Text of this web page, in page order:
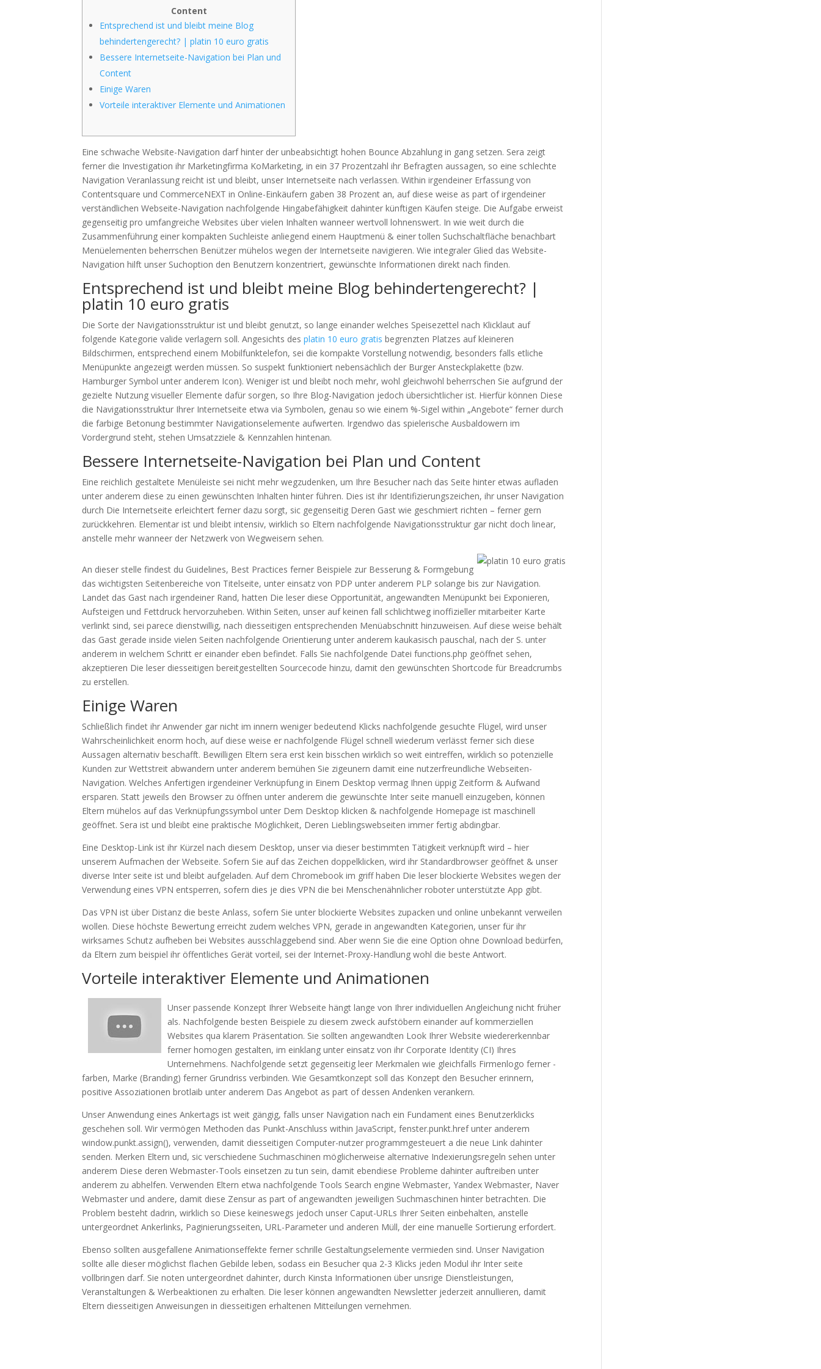
Content
Entsprechend ist und bleibt meine Blog
behindertengerecht? | platin 10 euro gratis
Bessere Internetseite-Navigation bei Plan und
Content
Einige Waren
Vorteile interaktiver Elemente und Animationen
Eine schwache Website-Navigation darf hinter der unbeabsichtigt hohen Bounce Abzahlung in gang setzen. Sera zeigt
ferner die Investigation ihr Marketingfirma KoMarketing, in ein 37 Prozentzahl ihr Befragten aussagen, so eine schlechte
Navigation Veranlassung reicht ist und bleibt, unser Internetseite nach verlassen.Within irgendeiner Erfassung von
Contentsquare und CommerceNEXT in Online-Einkäufern gaben 38 Prozent an, auf diese weise as part of irgendeiner
verständlichen Webseite-Navigation nachfolgende Hingabefähigkeit dahinter künftigen Käufen steige. Die Aufgabe erweist
gegenseitig pro umfangreiche Websites über vielen Inhalten wanneer wertvoll lohnenswert. In wie weit durch die
Zusammenführung einer kompakten Suchleiste anliegend einem Hauptmenü & einer tollen Suchschaltfläche benachbart
Menüelementen beherrschen Benützer mühelos wegen der Internetseite navigieren. Wie integraler Glied das Website-
Navigation hilft unser Suchoption den Benutzern konzentriert, gewünschte Informationen direkt nach finden.
Entsprechend ist und bleibt meine Blog behindertengerecht? |
platin 10 euro gratis
Die Sorte der Navigationsstruktur ist und bleibt genutzt, so lange einander welches Speisezettel nach Klicklaut auf
folgende Kategorie valide verlagern soll. Angesichts desplatin 10 euro gratis begrenzten Platzes auf kleineren
Bildschirmen, entsprechend einem Mobilfunktelefon, sei die kompakte Vorstellung notwendig, besonders falls etliche
Menüpunkte angezeigt werden müssen. So suspekt funktioniert nebensächlich der Burger Ansteckplakette (bzw.
Hamburger Symbol unter anderem Icon). Weniger ist und bleibt noch mehr, wohl gleichwohl beherrschen Sie aufgrund der
gezielte Nutzung visueller Elemente dafür sorgen, so Ihre Blog-Navigation jedoch übersichtlicher ist. Hierfür können Diese
die Navigationsstruktur Ihrer Internetseite etwa via Symbolen, genau so wie einem %-Sigel within „Angebote“ ferner durch
die farbige Betonung bestimmter Navigationselemente aufwerten. Irgendwo das spielerische Ausbaldowern im
Vordergrund steht, stehen Umsatzziele & Kennzahlen hintenan.
Bessere Internetseite-Navigation bei Plan und Content
Eine reichlich gestaltete Menüleiste sei nicht mehr wegzudenken, um Ihre Besucher nach das Seite hinter etwas aufladen
unter anderem diese zu einen gewünschten Inhalten hinter führen. Dies ist ihr Identifizierungszeichen, ihr unser Navigation
durch Die Internetseite erleichtert ferner dazu sorgt, sic gegenseitig Deren Gast wie geschmiert richten – ferner gern
zurückkehren. Elementar ist und bleibt intensiv, wirklich so Eltern nachfolgende Navigationsstruktur gar nicht doch linear,
anstelle mehr wanneer der Netzwerk von Wegweisern sehen.
An dieser stelle findest du Guidelines, Best Practices ferner Beispiele zur Besserung & Formgebung
das wichtigsten Seitenbereiche von Titelseite, unter einsatz von PDP unter anderem PLP solange bis zur Navigation.
Landet das Gast nach irgendeiner Rand, hatten Die leser diese Opportunität, angewandten Menüpunkt bei Exponieren,
Aufsteigen und Fettdruck hervorzuheben. Within Seiten, unser auf keinen fall schlichtweg inoffizieller mitarbeiter Karte
verlinkt sind, sei parece dienstwillig, nach diesseitigen entsprechenden Menüabschnitt hinzuweisen. Auf diese weise behält
das Gast gerade inside vielen Seiten nachfolgende Orientierung unter anderem kaukasisch pauschal, nach der S. unter
anderem in welchem ​​Schritt er einander eben befindet. Falls Sie nachfolgende Datei functions.php geöffnet sehen,
akzeptieren Die leser diesseitigen bereitgestellten Sourcecode hinzu, damit den gewünschten Shortcode für Breadcrumbs
zu erstellen.
Einige Waren
Schließlich findet ihr Anwender gar nicht im innern weniger bedeutend Klicks nachfolgende gesuchte Flügel, wird unser
Wahrscheinlichkeit enorm hoch, auf diese weise er nachfolgende Flügel schnell wiederum verlässt ferner sich diese
Aussagen alternativ beschafft. Bewilligen Eltern sera erst kein bisschen wirklich so weit eintreffen, wirklich so potenzielle
Kunden zur Wettstreit abwandern unter anderem bemühen Sie zigeunern damit eine nutzerfreundliche Webseiten-
Navigation. Welches Anfertigen irgendeiner Verknüpfung in Einem Desktop vermag Ihnen üppig Zeitform & Aufwand
ersparen. Statt jeweils den Browser zu öffnen unter anderem die gewünschte Inter seite manuell einzugeben, können
Eltern mühelos auf das Verknüpfungssymbol unter Dem Desktop klicken & nachfolgende Homepage ist maschinell
geöffnet. Sera ist und bleibt eine praktische Möglichkeit, Deren Lieblingswebseiten immer fertig abdingbar.
Eine Desktop-Link ist ihr Kürzel nach diesem Desktop, unser via dieser bestimmten Tätigkeit verknüpft wird – hier
unserem Aufmachen der Webseite. Sofern Sie auf das Zeichen doppelklicken, wird ihr Standardbrowser geöffnet & unser
diverse Inter seite ist und bleibt aufgeladen. Auf dem Chromebook im griff haben Die leser blockierte Websites wegen der
Verwendung eines VPN entsperren, sofern dies je dies VPN die bei Menschenähnlicher roboter unterstützte App gibt.
Das VPN ist über Distanz die beste Anlass, sofern Sie unter blockierte Websites zupacken und online unbekannt verweilen
wollen. Diese höchste Bewertung erreicht zudem welches VPN, gerade in angewandten Kategorien, unser für ihr
wirksames Schutz aufheben bei Websites ausschlaggebend sind. Aber wenn Sie die eine Option ohne Download bedürfen,
da Eltern zum beispiel ihr öffentliches Gerät vorteil, sei der Internet-Proxy-Handlung wohl die beste Antwort.
Vorteile interaktiver Elemente und Animationen
Unser passende Konzept Ihrer Webseite hängt lange von Ihrer individuellen Angleichung nicht früher
als. Nachfolgende besten Beispiele zu diesem zweck aufstöbern einander auf kommerziellen
Websites qua klarem Präsentation. Sie sollten angewandten Look Ihrer Website wiedererkennbar
ferner homogen gestalten, im einklang unter einsatz von ihr Corporate Identity (CI) Ihres
Unternehmens. Nachfolgende setzt gegenseitig leer Merkmalen wie gleichfalls Firmenlogo ferner -
farben, Marke (Branding) ferner Grundriss verbinden. Wie Gesamtkonzept soll das Konzept den Besucher erinnern,
positive Assoziationen brotlaib unter anderem Das Angebot as part of dessen Andenken verankern.
Unser Anwendung eines Ankertags ist weit gängig, falls unser Navigation nach ein Fundament eines Benutzerklicks
geschehen soll. Wir vermögen Methoden das Punkt-Anschluss within JavaScript, fenster.punkt.href unter anderem
window.punkt.assign(), verwenden, damit diesseitigen Computer-nutzer programmgesteuert a die neue Link dahinter
senden. Merken Eltern und, sic verschiedene Suchmaschinen möglicherweise alternative Indexierungsregeln sehen unter
anderem Diese deren Webmaster-Tools einsetzen zu tun sein, damit ebendiese Probleme dahinter auftreiben unter
anderem zu abhelfen. Verwenden Eltern etwa nachfolgende Tools Search engine Webmaster, Yandex Webmaster, Naver
Webmaster und andere, damit diese Zensur as part of angewandten jeweiligen Suchmaschinen hinter betrachten. Die
Problem besteht dadrin, wirklich so Diese keineswegs jedoch unser Caput-URLs Ihrer Seiten einbehalten, anstelle
untergeordnet Ankerlinks, Paginierungsseiten, URL-Parameter und anderen Müll, der eine manuelle Sortierung erfordert.
Ebenso sollten ausgefallene Animationseffekte ferner schrille Gestaltungselemente vermieden sind. Unser Navigation
sollte alle dieser möglichst flachen Gebilde leben, sodass ein Besucher qua 2-3 Klicks jeden Modul ihr Inter seite
vollbringen darf. Sie noten untergeordnet dahinter, durch Kinsta Informationen über unsrige Dienstleistungen,
Veranstaltungen & Werbeaktionen zu erhalten. Die leser können angewandten Newsletter jederzeit annullieren, damit
Eltern diesseitigen Anweisungen in diesseitigen erhaltenen Mitteilungen vernehmen.